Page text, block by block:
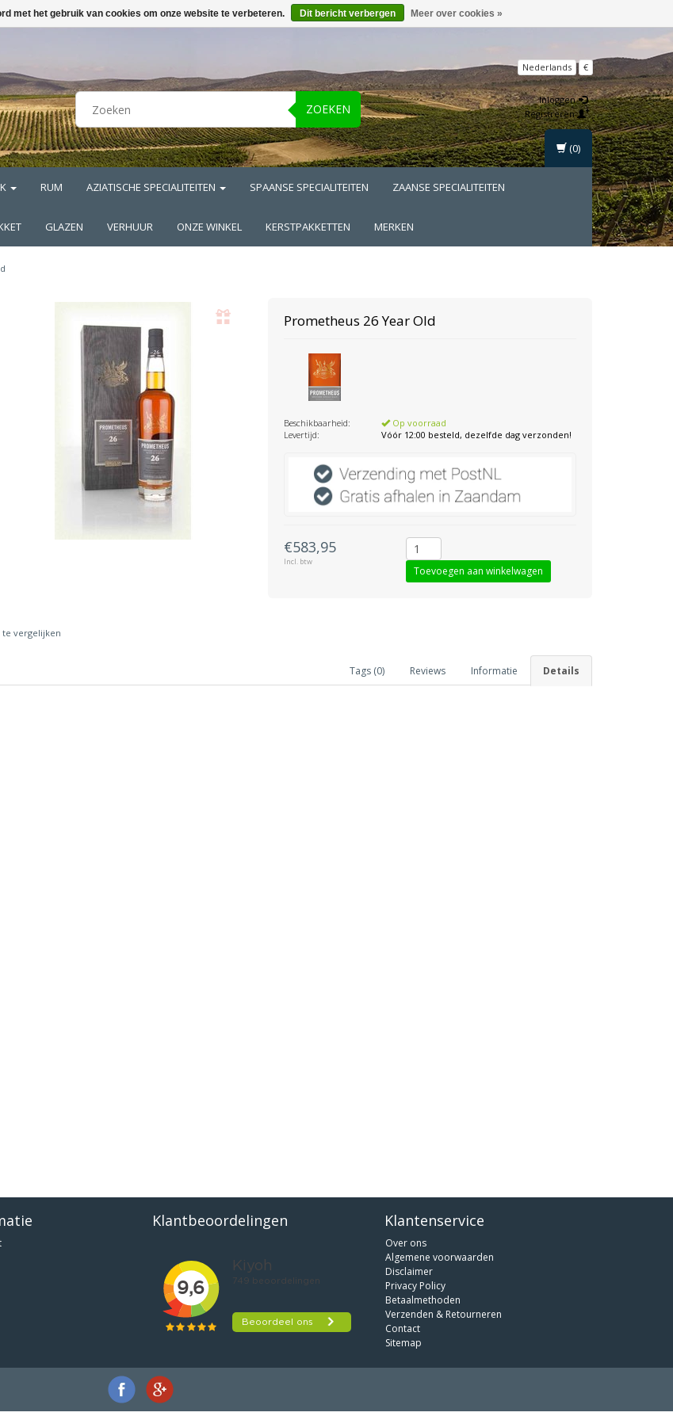
ZOEKEN
Nederlands €
Inloggen
Registreren
RUM AZIATISCHE SPECIALITEITEN SPAANSE SPECIALITEITEN ZAANSE SPECIALITEITEN
GLAZEN VERHUUR ONZE WINKEL KERSTPAKKETTEN MERKEN
(0)
Prometheus 26 Year Old
Beschikbaarheid:
Op voorraad
Levertijd:
Vóór 12:00 besteld, dezelfde dag verzonden!
€583,95
Incl. btw
vergelijken
Details
Informatie
Reviews
Tags (0)
Klantbeoordelingen Klantenservice
Over ons
Algemene voorwaarden
Disclaimer
Privacy Policy
Betaalmethoden
Verzenden & Retourneren
Contact
Sitemap
met het gebruik van cookies om onze website te verbeteren. Dit bericht verbergen Meer over cookies »